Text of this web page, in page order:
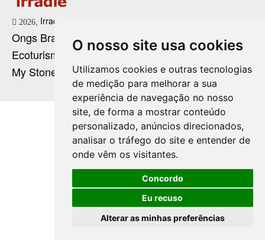
O nosso site usa cookies
Utilizamos cookies e outras tecnologias
de medição para melhorar a sua
experiência de navegação no nosso
site, de forma a mostrar conteúdo
personalizado, anúncios direcionados,
analisar o tráfego do site e entender de
onde vêm os visitantes.
Concordo
Eu recuso
Alterar as minhas preferências
2026, Irradie Marketing Digital
Ongs Brasil
Ecoturismo no Brasil
My Stone Cristaloterapia